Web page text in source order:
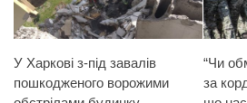
У Харкові з-під завалів
пошкодженого ворожими
“Чи
за